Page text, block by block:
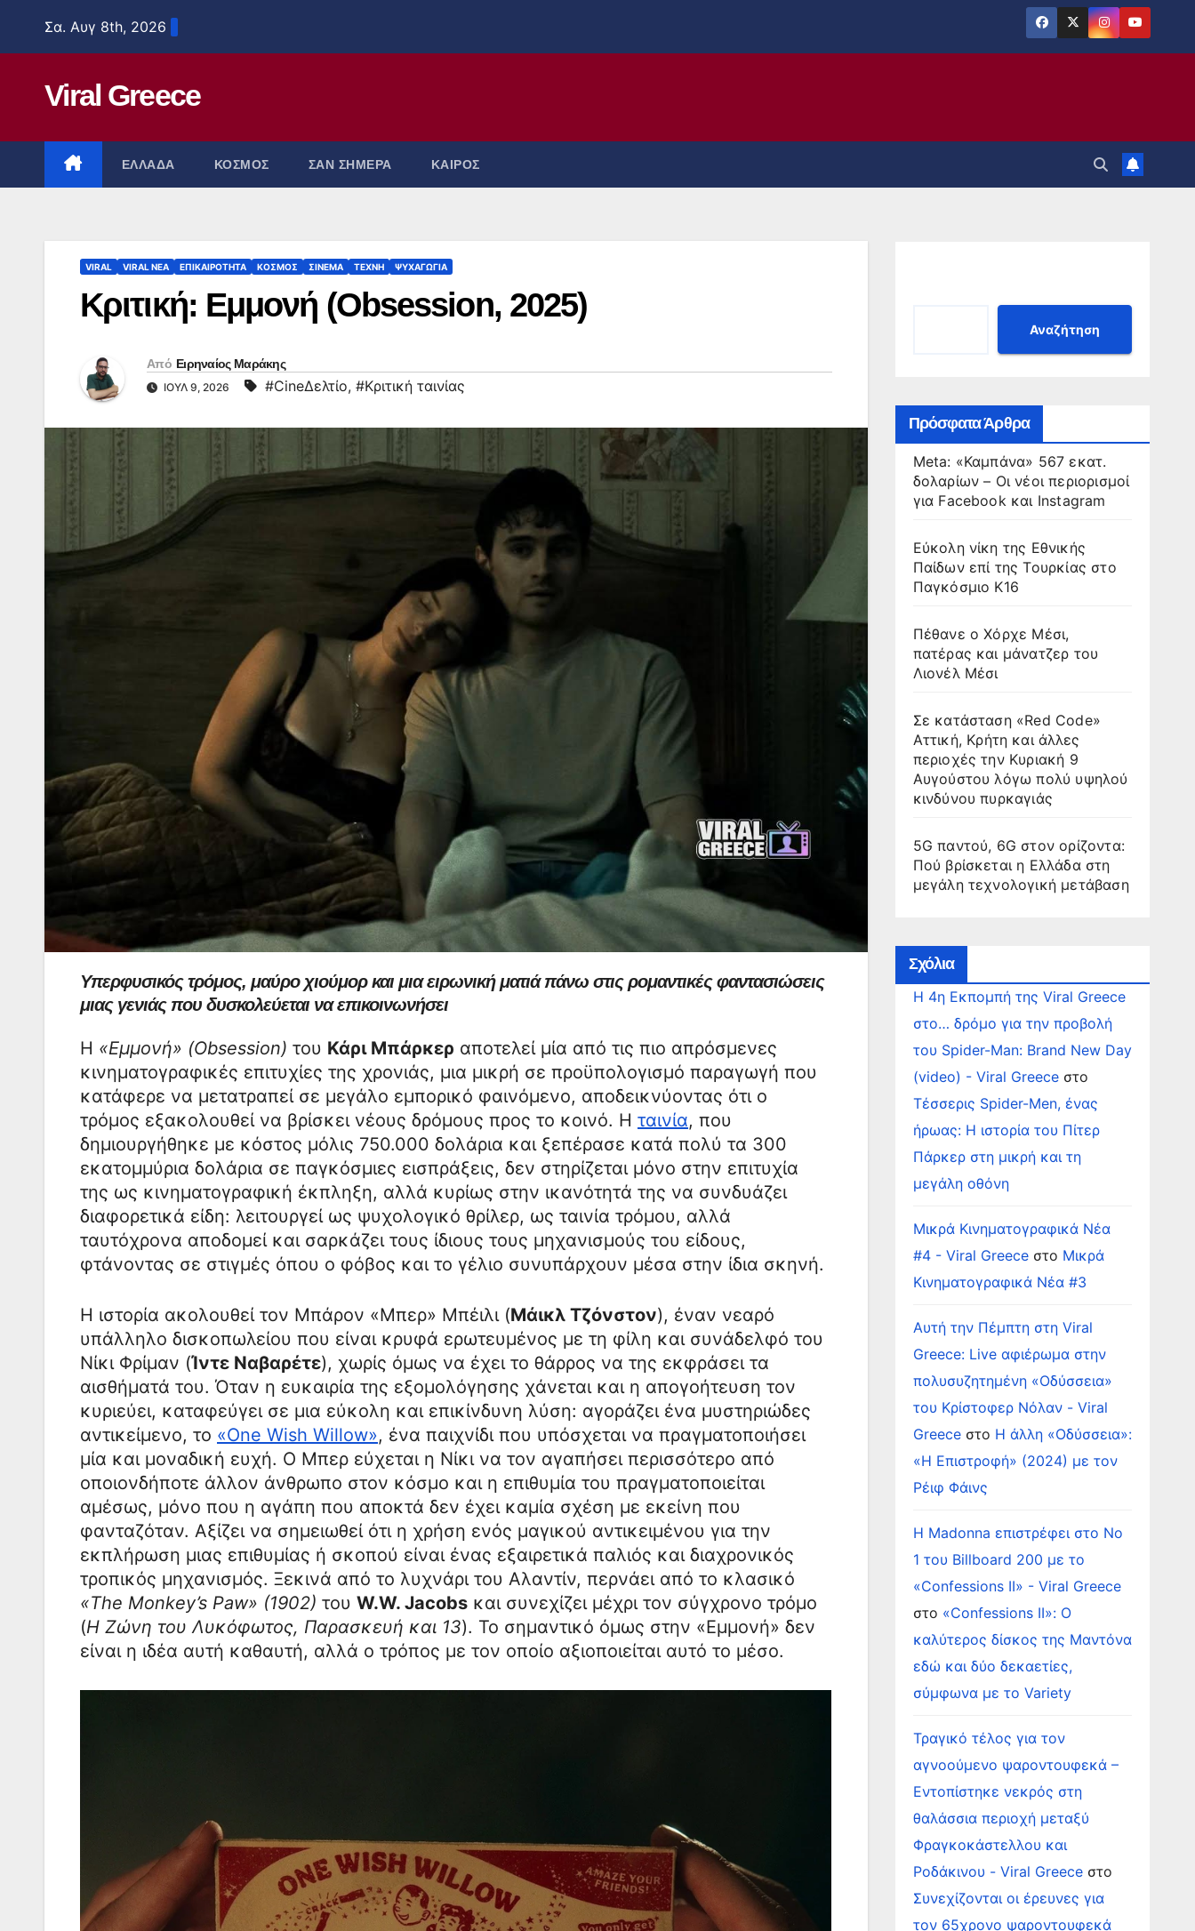
Σα. Αυγ 8th, 2026
Viral Greece
ΕΛΛΑΔΑ ΚΟΣΜΟΣ ΣΑΝ ΣΗΜΕΡΑ ΚΑΙΡΟΣ
VIRAL VIRAL ΝΕΑ ΕΠΙΚΑΙΡΟΤΗΤΑ ΚΟΣΜΟΣ ΣΙΝΕΜΑ ΤΕΧΝΗ ΨΥΧΑΓΩΓΙΑ
Κριτική: Εμμονή (Obsession, 2025)
Από Ειρηναίος Μαράκης
ΙΟΎΛ 9, 2026 #CineΔελτίο, #Κριτική ταινίας
Υπερφυσικός τρόμος, μαύρο χιούμορ και μια ειρωνική ματιά πάνω στις ρομαντικές φαντασιώσεις
μιας γενιάς που δυσκολεύεται να επικοινωνήσει
Η «Εμμονή» (Obsession) του Κάρι Μπάρκερ αποτελεί μία από τις πιο απρόσμενες
κινηματογραφικές επιτυχίες της χρονιάς, μια μικρή σε προϋπολογισμό παραγωγή που
κατάφερε να μετατραπεί σε μεγάλο εμπορικό φαινόμενο, αποδεικνύοντας ότι ο
τρόμος εξακολουθεί να βρίσκει νέους δρόμους προς το κοινό. Η ταινία, που
δημιουργήθηκε με κόστος μόλις 750.000 δολάρια και ξεπέρασε κατά πολύ τα 300
εκατομμύρια δολάρια σε παγκόσμιες εισπράξεις, δεν στηρίζεται μόνο στην επιτυχία
της ως κινηματογραφική έκπληξη, αλλά κυρίως στην ικανότητά της να συνδυάζει
διαφορετικά είδη: λειτουργεί ως ψυχολογικό θρίλερ, ως ταινία τρόμου, αλλά
ταυτόχρονα αποδομεί και σαρκάζει τους ίδιους τους μηχανισμούς του είδους,
φτάνοντας σε στιγμές όπου ο φόβος και το γέλιο συνυπάρχουν μέσα στην ίδια σκηνή.
Η ιστορία ακολουθεί τον Μπάρον «Μπερ» Μπέιλι (Μάικλ Τζόνστον), έναν νεαρό
υπάλληλο δισκοπωλείου που είναι κρυφά ερωτευμένος με τη φίλη και συνάδελφό του
Νίκι Φρίμαν (Ίντε Ναβαρέτε), χωρίς όμως να έχει το θάρρος να της εκφράσει τα
αισθήματά του. Όταν η ευκαιρία της εξομολόγησης χάνεται και η απογοήτευση τον
κυριεύει, καταφεύγει σε μια εύκολη και επικίνδυνη λύση: αγοράζει ένα μυστηριώδες
αντικείμενο, το «One Wish Willow», ένα παιχνίδι που υπόσχεται να πραγματοποιήσει
μία και μοναδική ευχή. Ο Μπερ εύχεται η Νίκι να τον αγαπήσει περισσότερο από
οποιονδήποτε άλλον άνθρωπο στον κόσμο και η επιθυμία του πραγματοποιείται
αμέσως, μόνο που η αγάπη που αποκτά δεν έχει καμία σχέση με εκείνη που
φανταζόταν. Αξίζει να σημειωθεί ότι η χρήση ενός μαγικού αντικειμένου για την
εκπλήρωση μιας επιθυμίας ή σκοπού είναι ένας εξαιρετικά παλιός και διαχρονικός
τροπικός μηχανισμός. Ξεκινά από το λυχνάρι του Αλαντίν, περνάει από το κλασικό
«The Monkey’s Paw» (1902) του W.W. Jacobs και συνεχίζει μέχρι τον σύγχρονο τρόμο
(Η Ζώνη του Λυκόφωτος, Παρασκευή και 13). Το σημαντικό όμως στην «Εμμονή» δεν
είναι η ιδέα αυτή καθαυτή, αλλά ο τρόπος με τον οποίο αξιοποιείται αυτό το μέσο.
Αναζήτηση
Πρόσφατα Άρθρα
Meta: «Καμπάνα» 567 εκατ.
δολαρίων – Οι νέοι περιορισμοί
για Facebook και Instagram
Εύκολη νίκη της Εθνικής
Παίδων επί της Τουρκίας στο
Παγκόσμιο Κ16
Πέθανε ο Χόρχε Μέσι,
πατέρας και μάνατζερ του
Λιονέλ Μέσι
Σε κατάσταση «Red Code»
Αττική, Κρήτη και άλλες
περιοχές την Κυριακή 9
Αυγούστου λόγω πολύ υψηλού
κινδύνου πυρκαγιάς
5G παντού, 6G στον ορίζοντα:
Πού βρίσκεται η Ελλάδα στη
μεγάλη τεχνολογική μετάβαση
Σχόλια
Η 4η Εκπομπή της Viral Greece
στο… δρόμο για την προβολή
του Spider-Man: Brand New Day
(video) - Viral Greeceστο
Τέσσερις Spider-Men, ένας
ήρωας: Η ιστορία του Πίτερ
Πάρκερ στη μικρή και τη
μεγάλη οθόνη
Μικρά Κινηματογραφικά Νέα
#4 - Viral Greeceστο Μικρά
Κινηματογραφικά Νέα #3
Αυτή την Πέμπτη στη Viral
Greece: Live αφιέρωμα στην
πολυσυζητημένη «Οδύσσεια»
του Κρίστοφερ Νόλαν - Viral
Greeceστο Η άλλη «Οδύσσεια»:
«Η Επιστροφή» (2024) με τον
Ρέιφ Φάινς
Η Madonna επιστρέφει στο Νο
1 του Billboard 200 με το
«Confessions II» - Viral Greece
στο «Confessions II»: Ο
καλύτερος δίσκος της Μαντόνα
εδώ και δύο δεκαετίες,
σύμφωνα με το Variety
Τραγικό τέλος για τον
αγνοούμενο ψαροντουφεκά –
Εντοπίστηκε νεκρός στη
θαλάσσια περιοχή μεταξύ
Φραγκοκάστελλου και
Ροδάκινου - Viral Greeceστο
Συνεχίζονται οι έρευνες για
τον 65χρονο ψαροντουφεκά